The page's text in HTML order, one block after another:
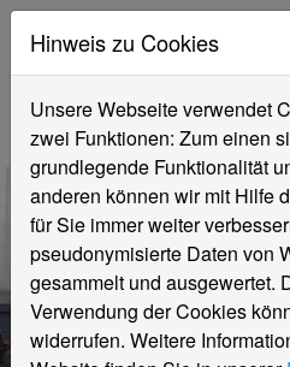
Hinweis zu Cookies
Unsere Webseite verwendet
zwei Funktionen: Zum einen
grundlegende Funktionalität
anderen können wir mit Hilfe
für Sie immer weiter
pseudonymisierte Daten von
gesammelt und ausgewertet.
Verwendung der Cookies
widerrufen. Weitere